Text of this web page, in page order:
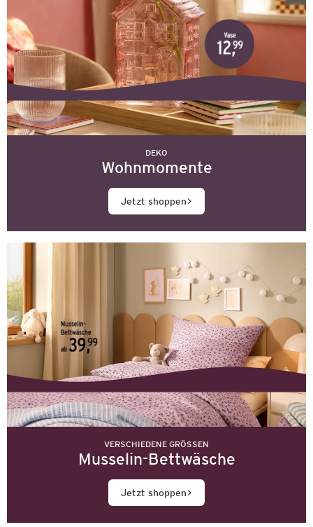
DEKO
Wohnmomente
Jetzt shoppen
VERSCHIEDENE GRÖSSEN
Musselin-Bettwäsche
Jetzt shoppen